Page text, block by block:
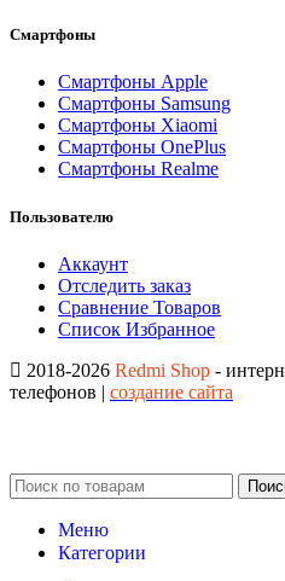
Смартфоны
Смартфоны Apple
Смартфоны Samsung
Смартфоны Xiaomi
Смартфоны OnePlus
Смартфоны Realme
Пользователю
Аккаунт
Отследить заказ
Сравнение Товаров
Список Избранное
2018-2026 Redmi Shop -
телефонов | создание сайта
Меню
Категории